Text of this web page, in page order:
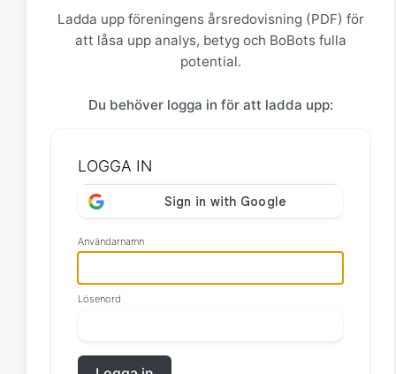
Ladda upp föreningens årsredovisning (PDF) för
att låsa upp analys, betyg och BoBots fulla
potential.
Du behöver logga in för att ladda upp:
LOGGA IN
Användarnamn
Lösenord